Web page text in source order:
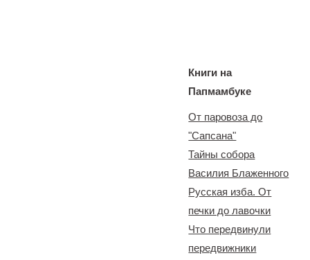
Книги на
Папмамбуке
От паровоза до
"Сапсана"
Тайны собора
Василия Блаженного
Русская изба. От
печки до лавочки
Что передвинули
передвижники